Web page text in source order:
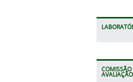
COMISSÃO